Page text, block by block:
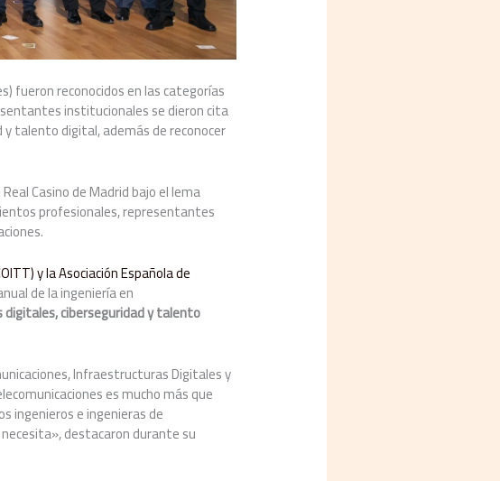
fueron reconocidos en las categorías
institucionales se dieron cita
talento digital, además de reconocer
Casino de Madrid bajo el lema
profesionales, representantes
y la Asociación Española de
de la ingeniería en
ciberseguridad y talento
Infraestructuras Digitales y
es mucho más que
ingenieros e ingenieras de
destacaron durante su